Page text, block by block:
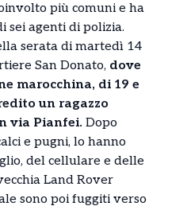
più comuni e ha
sei agenti di polizia.
serata di martedì 14
San Donato, dove
marocchina, di 19 e
un ragazzo
via Pianfei. Dopo
e pugni, lo hanno
del cellulare e delle
Land Rover
sono poi fuggiti verso